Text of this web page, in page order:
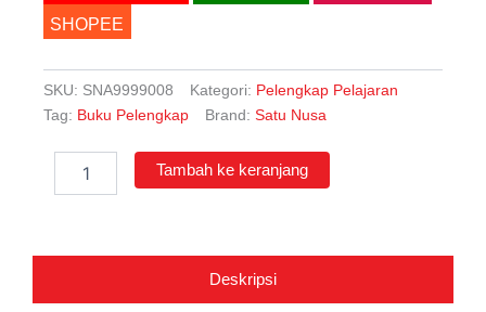
SHOPEE
SKU: SNA9999008 Kategori: Pelengkap Pelajaran
Tag: Buku Pelengkap Brand: Satu Nusa
Himpunan
Tambah ke keranjang
Deskripsi